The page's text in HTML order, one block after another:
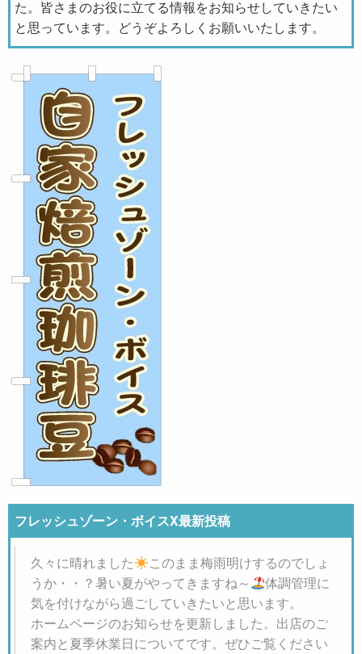
た。皆さまのお役に立てる情報をお知らせしていきたい
と思っています。どうぞよろしくお願いいたします。
フレッシュゾーン・ボイスX最新投稿
久々に晴れました
このまま梅雨明けするのでしょ
うか・・？暑い夏がやってきますね～
体調管理に
気を付けながら過ごしていきたいと思います。
ホームページのお知らせを更新しました。出店のご
案内と夏季休業日についてです。ぜひご覧ください